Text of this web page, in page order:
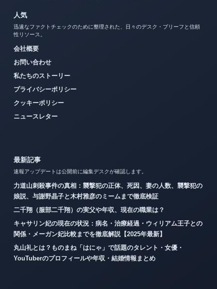
人気
迅速なファクトチェックのために整理された、日々のデスク・ブリーフと信頼
性リソース。
会社概要
お問い合わせ
私たちのストーリー
プライバシーポリシー
クッキーポリシー
ニュースレター
最新記事
速報アップデートは公開前に編集デスクが確認します。
力道山刺殺事件の真相：襲撃犯の正体、死因、妻の人数、襲撃犯の
娘説、与謝野晶子と木村雅彦のミームまで徹底検証
二千翔（服部二千翔）の実父や年収、現在の職業は？
キャサリン妃の現在の状況：病名・治療経過・ウィリアム王子との
関係・メーガン妃比較までを徹底解説【2025年最新】
丸山礼とは？ものまね「はにゃ」で話題のタレント・女優・
YouTuberのプロフィールや年収・結婚情報まとめ